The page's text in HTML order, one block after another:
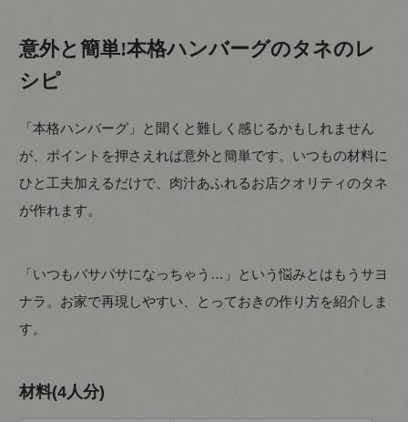
意外と簡単!本格ハンバーグのタネのレ
シピ
「本格ハンバーグ」と聞くと難しく感じるかもしれません
が、ポイントを押さえれば意外と簡単です。いつもの材料に
ひと工夫加えるだけで、肉汁あふれるお店クオリティのタネ
が作れます。
「いつもパサパサになっちゃう…」という悩みとはもうサヨ
ナラ。お家で再現しやすい、とっておきの作り方を紹介しま
す。
材料(4人分)